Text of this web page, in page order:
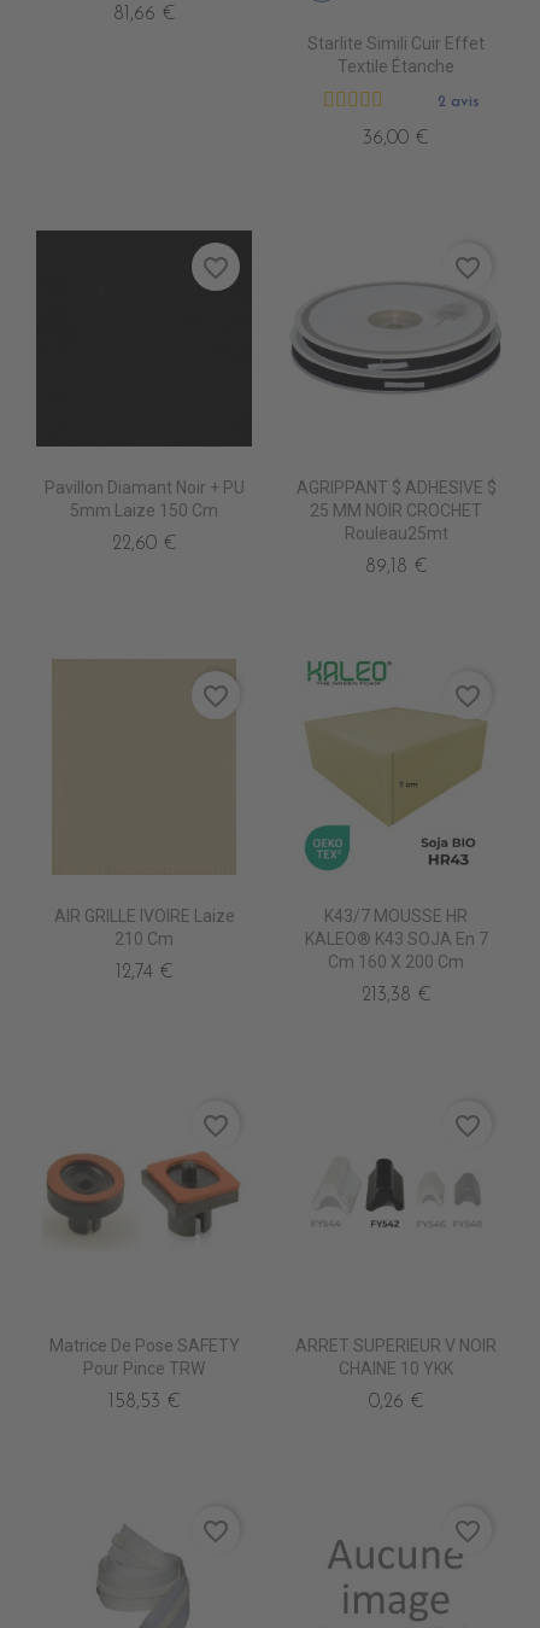
81,66 €
Starlite Simili Cuir Effet
Textile Étanche
2 avis
36,00 €
Pavillon Diamant Noir + PU
5mm Laize 150 Cm
22,60 €
favorite_border
AGRIPPANT $ ADHESIVE $
25 MM NOIR CROCHET
Rouleau25mt
89,18 €
favorite_border
AIR GRILLE IVOIRE Laize
210 Cm
12,74 €
favorite_border
K43/7 MOUSSE HR
KALEO® K43 SOJA En 7
Cm 160 X 200 Cm
213,38 €
favorite_border
Matrice De Pose SAFETY
Pour Pince TRW
158,53 €
favorite_border
ARRET SUPERIEUR V NOIR
CHAINE 10 YKK
0,26 €
favorite_border
favorite_border favorite_border